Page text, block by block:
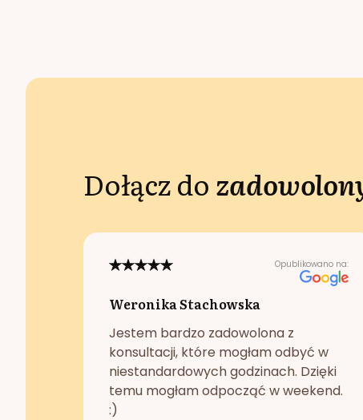
Dołącz do
Opublikowano na:
Weronika Stachowska
Jestem bardzo zadowolona z
konsultacji, które mogłam odbyć w
niestandardowych godzinach. Dzięki
temu mogłam odpocząć w weekend.
:)